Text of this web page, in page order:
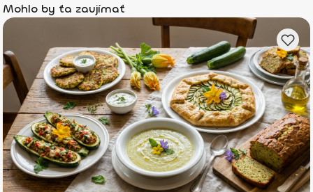
Mohlo by ťa zaujímať